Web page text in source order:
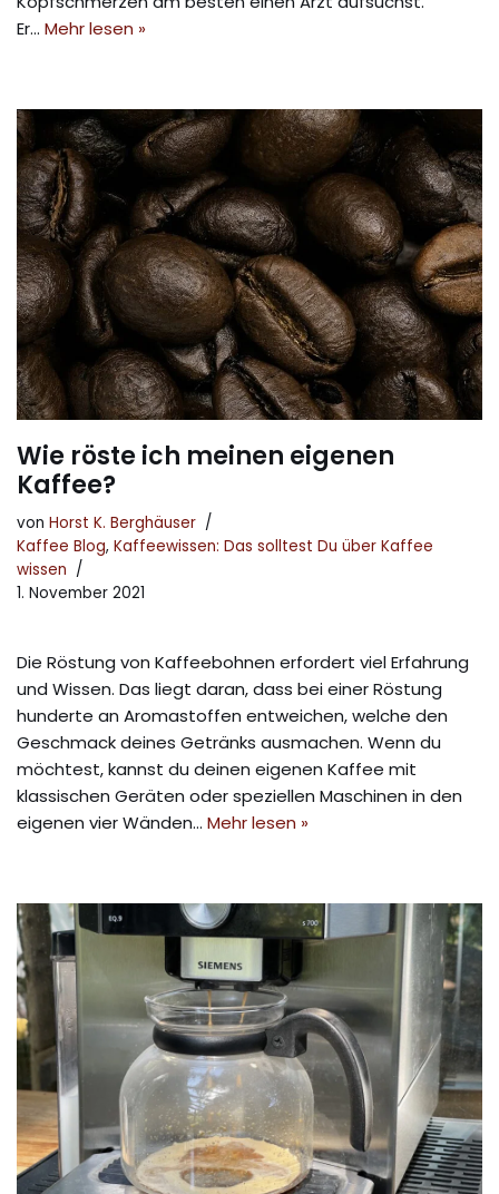
Er… Mehr lesen »
Wie röste ich meinen eigenen
Kaffee?
von Horst K. Berghäuser
Kaffee Blog, Kaffeewissen: Das solltest Du über Kaffee
wissen
1. November 2021
Die Röstung von Kaffeebohnen erfordert viel Erfahrung
und Wissen. Das liegt daran, dass bei einer Röstung
hunderte an Aromastoffen entweichen, welche den
Geschmack deines Getränks ausmachen. Wenn du
möchtest, kannst du deinen eigenen Kaffee mit
klassischen Geräten oder speziellen Maschinen in den
eigenen vier Wänden… Mehr lesen »